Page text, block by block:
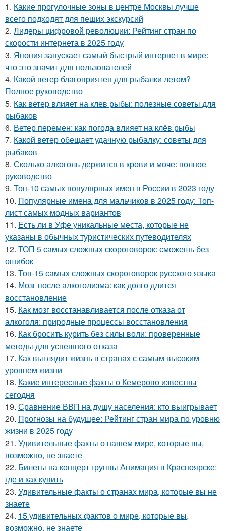
1. Какие прогулочные зоны в центре Москвы лучше
всего подходят для пеших экскурсий
2. Лидеры цифровой революции: Рейтинг стран по
скорости интернета в 2025 году
3. Япония запускает самый быстрый интернет в мире:
что это значит для пользователей
4. Какой ветер благоприятен для рыбалки летом?
Полное руководство
5. Как ветер влияет на клев рыбы: полезные советы для
рыбаков
6. Ветер перемен: как погода влияет на клёв рыбы
7. Какой ветер обещает удачную рыбалку: советы для
рыбаков
8. Сколько алкоголь держится в крови и моче: полное
руководство
9. Топ-10 самых популярных имен в России в 2023 году
10. Популярные имена для мальчиков в 2025 году: Топ-
лист самых модных вариантов
11. Есть ли в Уфе уникальные места, которые не
указаны в обычных туристических путеводителях
12. ТОП 5 самых сложных скороговорок: сможешь без
ошибок
13. Топ-15 самых сложных скороговорок русского языка
14. Мозг после алкоголизма: как долго длится
восстановление
15. Как мозг восстанавливается после отказа от
алкоголя: природные процессы восстановления
16. Как бросить курить без силы воли: проверенные
методы для успешного отказа
17. Как выглядит жизнь в странах с самым высоким
уровнем жизни
18. Какие интересные факты о Кемерово известны
сегодня
19. Сравнение ВВП на душу населения: кто выигрывает
20. Прогнозы на будущее: Рейтинг стран мира по уровню
жизни в 2025 году
21. Удивительные факты о нашем мире, которые вы,
возможно, не знаете
22. Билеты на концерт группы Анимация в Красноярске:
где и как купить
23. Удивительные факты о странах мира, которые вы не
знаете
24. 15 удивительных фактов о мире, которые вы,
возможно, не знаете